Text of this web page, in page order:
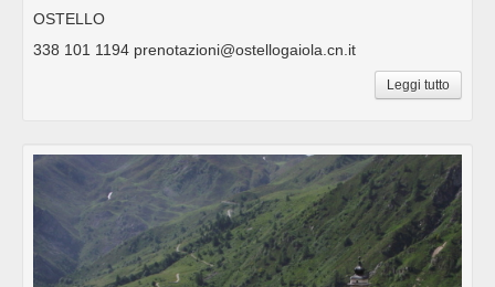
OSTELLO
338 101 1194 prenotazioni@ostellogaiola.cn.it
Leggi tutto